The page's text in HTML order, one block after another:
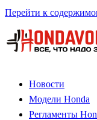
Перейти к
Новости
Модели Honda
Регламенты